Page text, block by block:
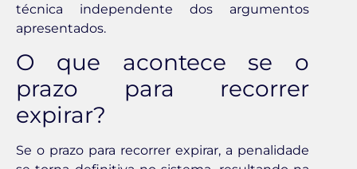
técnica independente dos argumentos
apresentados.
O que acontece se o
prazo para recorrer
expirar?
Se o prazo para recorrer expirar, a penalidade